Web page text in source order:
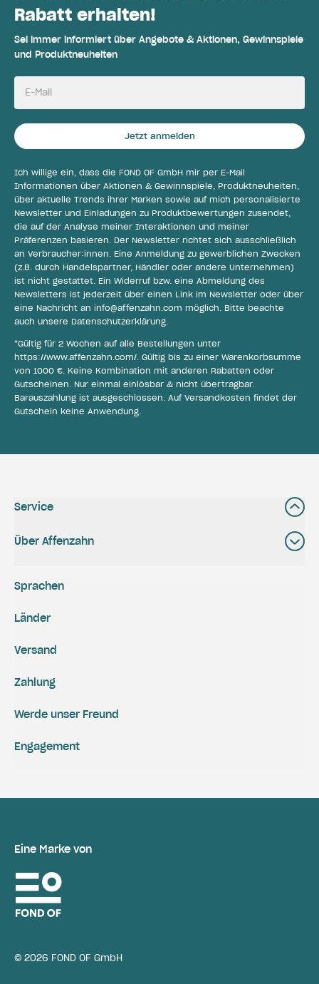
Rabatt erhalten!
Sei immer informiert über Angebote & Aktionen, Gewinnspiele
und Produktneuheiten
E-Mail
Jetzt anmelden
Ich willige ein, dass die FOND OF GmbH mir per E-Mail
Informationen über Aktionen & Gewinnspiele, Produktneuheiten,
über aktuelle Trends ihrer Marken sowie auf mich personalisierte
Newsletter und Einladungen zu Produktbewertungen zusendet,
die auf der Analyse meiner Interaktionen und meiner
Präferenzen basieren. Der Newsletter richtet sich ausschließlich
an Verbraucher:innen. Eine Anmeldung zu gewerblichen Zwecken
(z.B. durch Handelspartner, Händler oder andere Unternehmen)
ist nicht gestattet. Ein Widerruf bzw. eine Abmeldung des
Newsletters ist jederzeit über einen Link im Newsletter oder über
eine Nachricht an info@affenzahn.com möglich. Bitte beachte
auch unsere Datenschutzerklärung.
*Gültig für 2 Wochen auf alle Bestellungen unter
https://www.affenzahn.com/. Gültig bis zu einer Warenkorbsumme
von 1000 €. Keine Kombination mit anderen Rabatten oder
Gutscheinen. Nur einmal einlösbar & nicht übertragbar.
Barauszahlung ist ausgeschlossen. Auf Versandkosten findet der
Gutschein keine Anwendung.
Service
Über Affenzahn
Versand
Zahlung
Engagement
Werde unser Freund
Sprachen
Länder
Eine Marke von
© 2026 FOND OF GmbH